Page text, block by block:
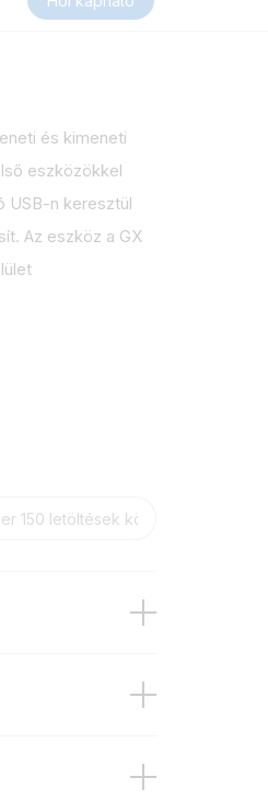
és kimeneti
eszközökkel
USB-n keresztül
Az eszköz a GX